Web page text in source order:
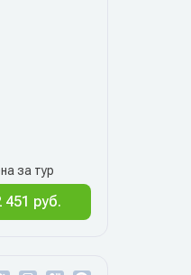
за тур
451 руб.